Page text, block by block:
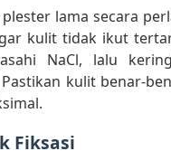
plester lama secara
kulit tidak ikut
NaCl, lalu
kulit benar-
Fiksasi